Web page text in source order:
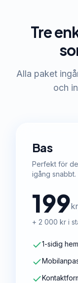
Tre
Alla paket
och
Bas
Perfekt för
igång snabbt.
199
+ 2 000 kr i
1-sidig